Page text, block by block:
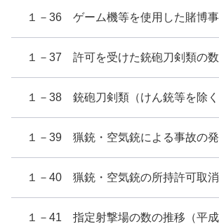
１－36 ゲーム機等を使用した賭博
１－37 許可を受けた銃砲刀剣類の
１－38 銃砲刀剣類（けん銃等を除
１－39 猟銃・空気銃による事故の
１－40 猟銃・空気銃の所持許可取
１－41 指定射撃場の数の推移（平成